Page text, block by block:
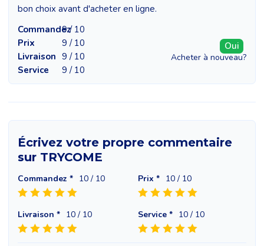
bon choix avant d'acheter en ligne.
Commandez9 / 10
Prix
9 / 10
Livraison 9 / 10
Service
9 / 10
Oui
Acheter à nouveau?
Écrivez votre propre commentaire
sur TRYCOME
Commandez * 10 / 10 Prix * 10 / 10
Livraison * 10 / 10 Service * 10 / 10